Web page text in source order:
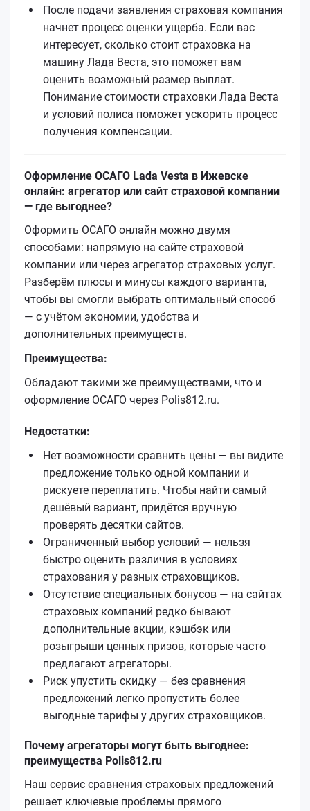
После подачи заявления страховая компания
начнет процесс оценки ущерба. Если вас
интересует, сколько стоит страховка на
машину Лада Веста, это поможет вам
оценить возможный размер выплат.
Понимание стоимости страховки Лада Веста
и условий полиса поможет ускорить процесс
получения компенсации.
Оформление ОСАГО Lada Vesta в Ижевске
онлайн: агрегатор или сайт страховой компании
— где выгоднее?
Оформить ОСАГО онлайн можно двумя
способами: напрямую на сайте страховой
компании или через агрегатор страховых услуг.
Разберём плюсы и минусы каждого варианта,
чтобы вы смогли выбрать оптимальный способ
— с учётом экономии, удобства и
дополнительных преимуществ.
Преимущества:
Обладают такими же преимуществами, что и
оформление ОСАГО через Polis812.ru.
Недостатки:
Нет возможности сравнить цены — вы видите
предложение только одной компании и
рискуете переплатить. Чтобы найти самый
дешёвый вариант, придётся вручную
проверять десятки сайтов.
Ограниченный выбор условий — нельзя
быстро оценить различия в условиях
страхования у разных страховщиков.
Отсутствие специальных бонусов — на сайтах
страховых компаний редко бывают
дополнительные акции, кэшбэк или
розыгрыши ценных призов, которые часто
предлагают агрегаторы.
Риск упустить скидку — без сравнения
предложений легко пропустить более
выгодные тарифы у других страховщиков.
Почему агрегаторы могут быть выгоднее:
преимущества Polis812.ru
Наш сервис сравнения страховых предложений
решает ключевые проблемы прямого